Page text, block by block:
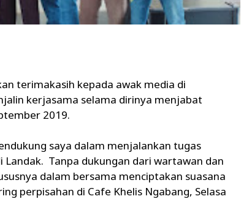
terimakasih kepada awak media di
kerjasama selama dirinya menjabat
2019.
saya dalam menjalankan tugas
Tanpa dukungan dari wartawan dan
dalam bersama menciptakan suasana
perpisahan di Cafe Khelis Ngabang, Selasa